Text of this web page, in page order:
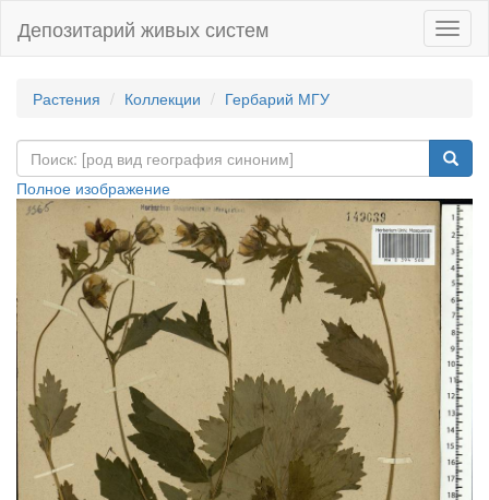
Депозитарий живых систем
Растения Коллекции Гербарий МГУ
Полное изображение